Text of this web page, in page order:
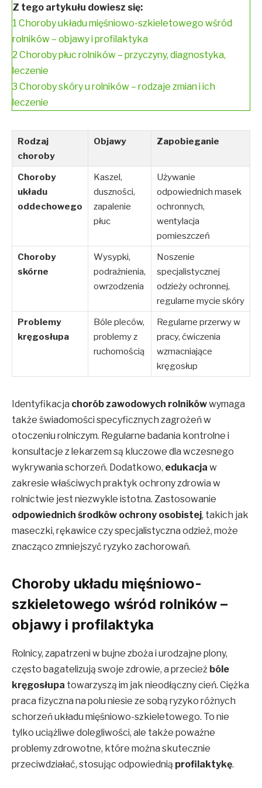
Z tego artykułu dowiesz się:
1 Choroby układu mięśniowo-szkieletowego wśród
rolników – objawy i profilaktyka
2 Choroby płuc rolników – przyczyny, diagnostyka,
leczenie
3 Choroby skóry u rolników – rodzaje zmian i ich
leczenie
Rodzaj
choroby
Objawy Zapobieganie
Choroby
układu
oddechowego
Kaszel,
duszności,
zapalenie
płuc
Używanie
odpowiednich masek
ochronnych,
wentylacja
pomieszczeń
Choroby
skórne
Wysypki,
podrażnienia,
owrzodzenia
Noszenie
specjalistycznej
odzieży ochronnej,
regularne mycie skóry
Problemy
kręgosłupa
Bóle pleców,
problemy z
ruchomością
Regularne przerwy w
pracy, ćwiczenia
wzmacniające
kręgosłup
Identyfikacja chorób zawodowych rolnikówwymaga
także świadomości specyficznych zagrożeń w
otoczeniu rolniczym. Regularne badania kontrolne i
konsultacje z lekarzem są kluczowe dla wczesnego
wykrywania schorzeń. Dodatkowo, edukacja w
zakresie właściwych praktyk ochrony zdrowia w
rolnictwie jest niezwykle istotna. Zastosowanie
odpowiednich środków ochrony osobistej, takich jak
maseczki, rękawice czy specjalistyczna odzież, może
znacząco zmniejszyć ryzyko zachorowań.
Choroby układu mięśniowo-
szkieletowego wśród rolników –
objawy i profilaktyka
Rolnicy, zapatrzeni w bujne zboża i urodzajne plony,
często bagatelizują swoje zdrowie, a przecież bóle
kręgosłupa towarzyszą im jak nieodłączny cień. Ciężka
praca fizyczna na polu niesie ze sobą ryzyko różnych
schorzeń układu mięśniowo-szkieletowego. To nie
tylko uciążliwe dolegliwości, ale także poważne
problemy zdrowotne, które można skutecznie
przeciwdziałać, stosując odpowiednią profilaktykę.